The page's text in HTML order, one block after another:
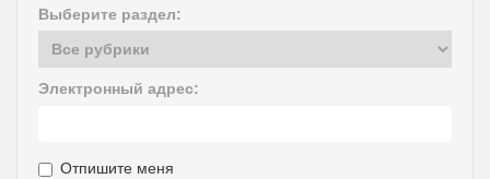
Выберите раздел:
Электронный адрес:
Отпишите меня